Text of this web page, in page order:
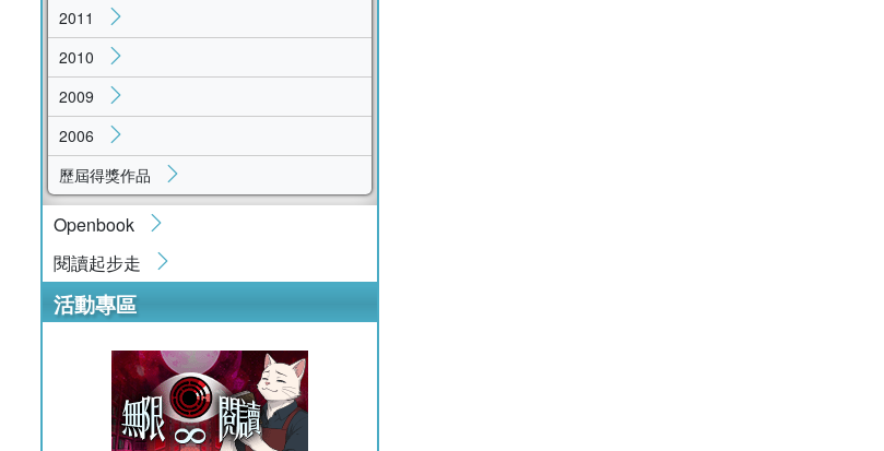
2011
2010
2009
2006
歷屆得獎作品
Openbook
閱讀起步走
活動專區